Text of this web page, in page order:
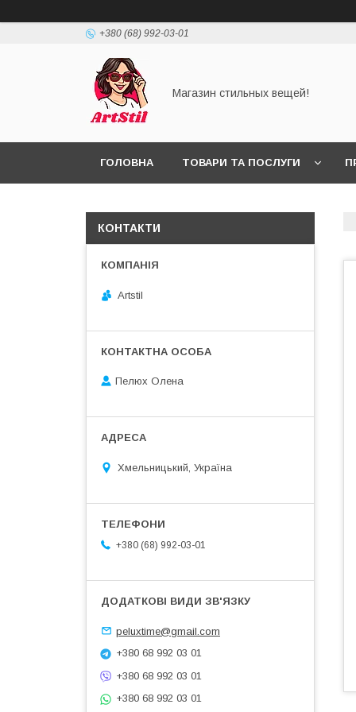
+380 (68) 992-03-01
Магазин стильных вещей!
ГОЛОВНА ТОВАРИ ТА ПОСЛУГИ
КОНТАКТИ
Artstil
Пелюх Олена
Хмельницький, Україна
+380 (68) 992-03-01
peluxtime@gmail.com
+380 68 992 03 01
+380 68 992 03 01
+380 68 992 03 01